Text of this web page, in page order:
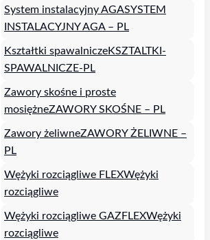
System instalacyjny AGASYSTEM
INSTALACYJNY AGA – PL
Kształtki spawalniczeKSZTALTKI-
SPAWALNICZE-PL
Zawory skośne i proste
mosiężneZAWORY SKOŚNE – PL
Zawory żeliwneZAWORY ŻELIWNE –
PL
Wężyki rozciągliwe FLEXWężyki
rozciągliwe
Wężyki rozciągliwe GAZFLEXWężyki
rozciągliwe